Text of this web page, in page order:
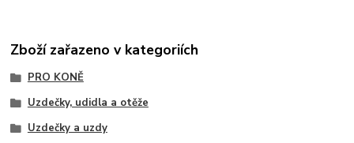
Zboží zařazeno v kategoriích
PRO KONĚ
Uzdečky, udidla a otěže
Uzdečky a uzdy